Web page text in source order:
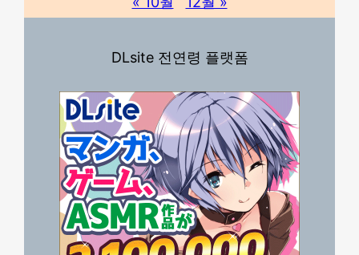
DLsite 전연령 플랫폼